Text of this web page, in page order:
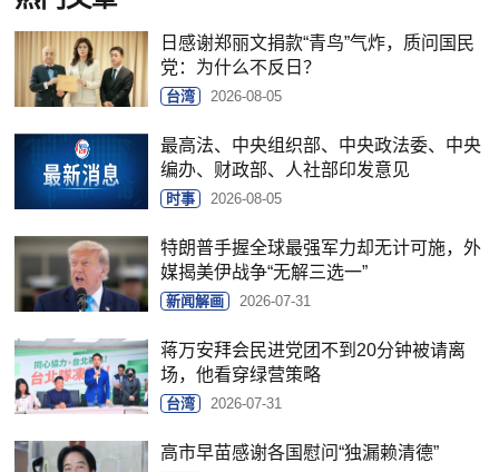
日感谢郑丽文捐款“青鸟”气炸，质问国民
党：为什么不反日？
台湾 2026-08-05
最高法、中央组织部、中央政法委、中央
编办、财政部、人社部印发意见
时事 2026-08-05
特朗普手握全球最强军力却无计可施，外
媒揭美伊战争“无解三选一”
新闻解画 2026-07-31
蒋万安拜会民进党团不到20分钟被请离
场，他看穿绿营策略
台湾 2026-07-31
高市早苗感谢各国慰问“独漏赖清德”